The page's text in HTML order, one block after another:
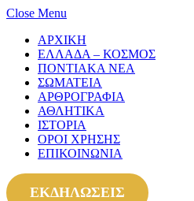
Close Menu
ΑΡΧΙΚΗ
ΕΛΛΑΔΑ – ΚΟΣΜΟΣ
ΠΟΝΤΙΑΚΑ ΝΕΑ
ΣΩΜΑΤΕΙΑ
ΑΡΘΡΟΓΡΑΦΙΑ
ΑΘΛΗΤΙΚΑ
ΙΣΤΟΡΙΑ
ΟΡΟΙ ΧΡΗΣΗΣ
ΕΠΙΚΟΙΝΩΝΙΑ
ΕΚΔΗΛΩΣΕΙΣ